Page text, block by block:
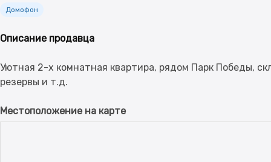
Домофон
Описание продавца
Уютная 2-х комнатная квартира, рядом Парк Победы,
Местоположение на карте